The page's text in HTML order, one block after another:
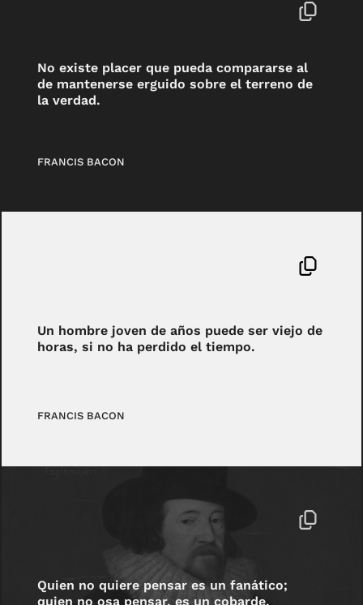
No existe placer que pueda compararse al
de mantenerse erguido sobre el terreno de
la verdad.
FRANCIS BACON
Un hombre joven de años puede ser viejo de
horas, si no ha perdido el tiempo.
FRANCIS BACON
Quien no quiere pensar es un fanático;
quien no osa pensar, es un cobarde.